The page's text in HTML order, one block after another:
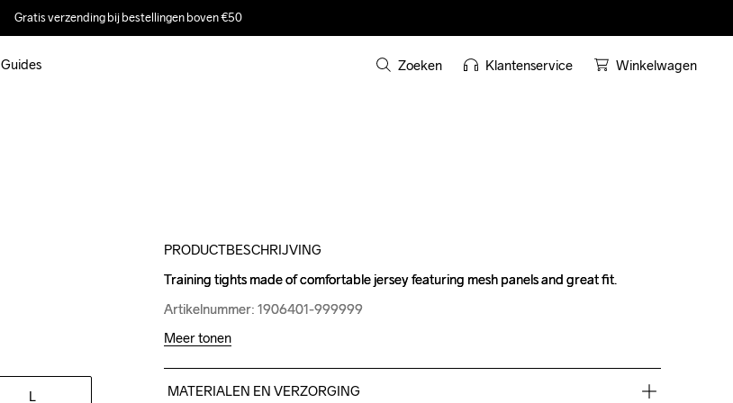
Gratis verzending bij bestellingen boven €50
Guides Zoeken Klantenservice Winkelwagen
L
PRODUCTBESCHRIJVING
Training tights made of comfortable jersey featuring mesh panels and great fit.
Artikelnummer: 1906401-999999
Training tights made of comfortable jersey featuring mesh panels and great fit.
Artikelnummer: 1906401-999999
Meer tonen
MATERIALEN EN VERZORGING